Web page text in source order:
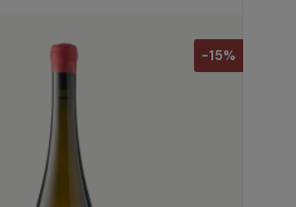
-15%